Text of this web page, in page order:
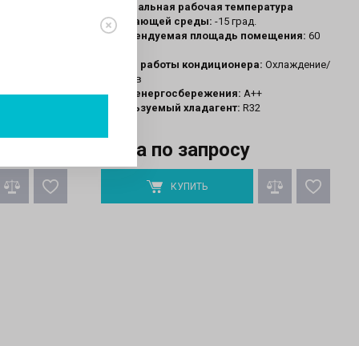
Минимальная рабочая температура
окружающей среды: -15 град.
Рекомендуемая площадь помещения: 60
Режим работы кондиционера: Охлаждение/
обогрев
Класс енергосбережения: А++
Используемый хладагент: R32
Цена по запросу
КУПИТЬ